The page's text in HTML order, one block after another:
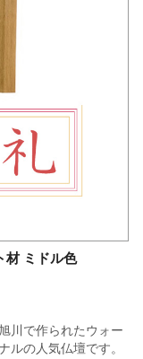
材 ミドル色
川で作られたウォー
ルの人気仏壇です。